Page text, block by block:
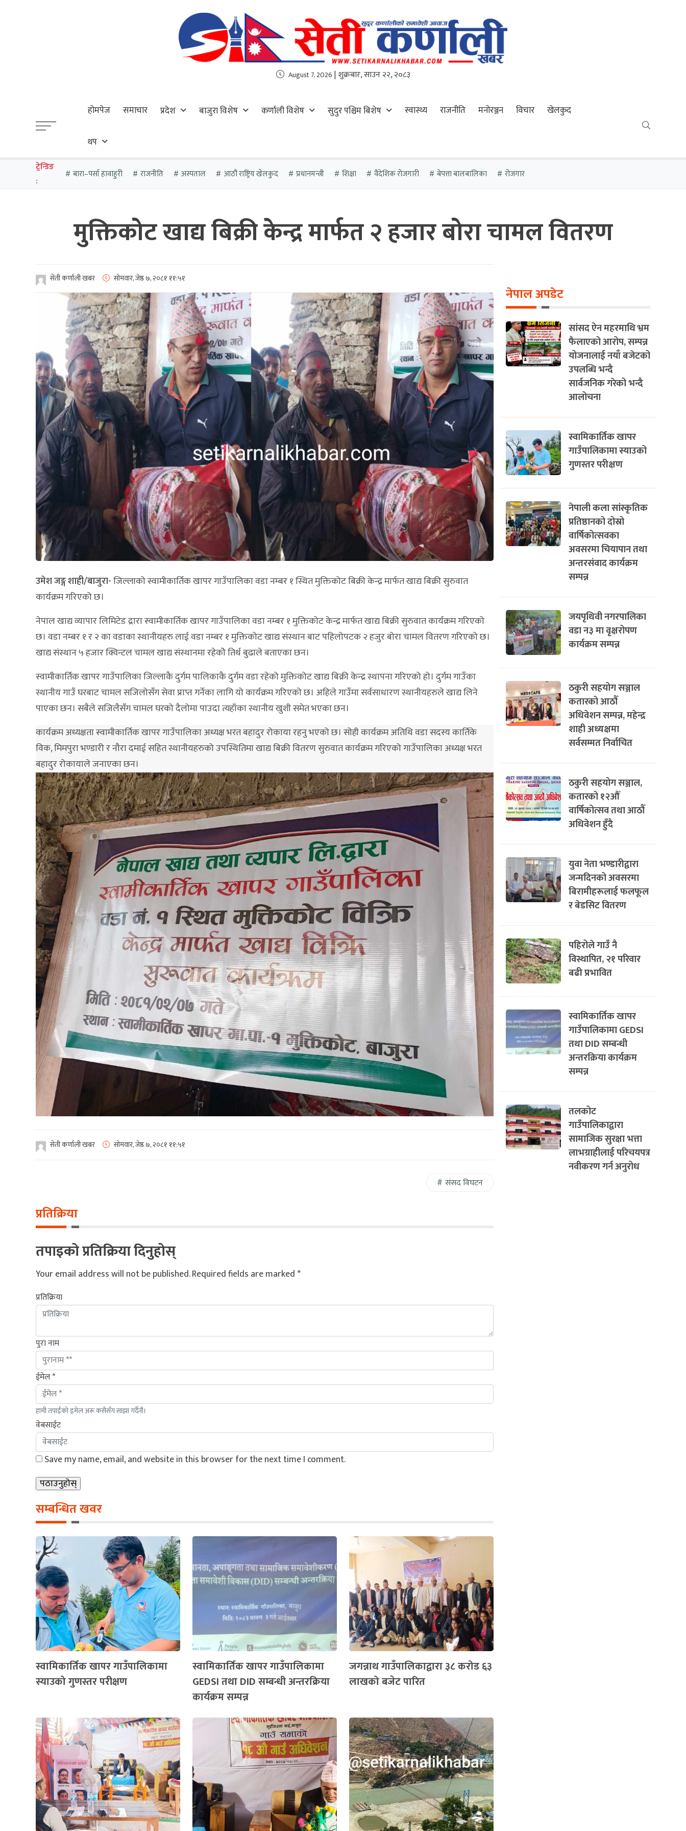
August 7, 2026 | शुक्रबार, साउन २२, २०८३
होमपेज समाचार प्रदेश बाजुरा विशेष कर्णाली विशेष सुदुर पश्चिम बिशेष स्वास्थ्य राजनीति मनोरञ्जन विचार खेलकुद
थप
ट्रेन्डिङ
:
बारा–पर्सा हावाहुरी राजनीति अस्पताल आठौं राष्ट्रिय खेलकुद प्रधानमन्त्री शिक्षा वैदेशिक रोजगारी बेपत्ता बालबालिका रोजगार
मुक्तिकोट खाद्य बिक्री केन्द्र मार्फत २ हजार बोरा चामल वितरण
सेती कर्णाली खबर सोमवार, जेष्ठ ७, २०८१ ११:५१
उमेश जङ्ग शाही/बाजुरा-जिल्लाको स्वामीकार्तिक खापर गाउँपालिका वडा नम्बर १ स्थित मुक्तिकोट बिक्री केन्द्र मार्फत खाद्य बिक्री सुरुवात
कार्यक्रम गरिएको छ।
नेपाल खाद्य व्यापार लिमिटेड द्रारा स्वामीकार्तिक खापर गाउँपालिका वडा नम्बर १ मुक्तिकोट केन्द्र मार्फत खाद्य बिक्री सुरुवात कार्यक्रम गरिएको
छ। वडा नम्बर १ र २ का वडाका स्थानीयहरु लाई वडा नम्बर १ मुक्तिकोट खाद्य संस्थान बाट पहिलोपटक २ हजुर बोरा चामल वितरण गरिएको छ।
खाद्य संस्थान ५ हजार क्विन्टल चामल खाद्य संस्थानमा रहेकोे तिर्थ बुढाले बताएका छन।
स्वामीकार्तिक खापर गाउँपालिका जिल्लाकै दुर्गम पालिकाकै दुर्गम वडा रहेको मुक्तिकोट खाद्य बिक्री केन्द्र स्थापना गरिएको हो। दुर्गम गाउँका
स्थानीय गाउँ घरबाट चामल सजिलोसँग सेवा प्राप्त गर्नेका लागि यो कार्यक्रम गरिएको छ। अहिले गाउँमा सर्वसाधारण स्थानीयहरुले खाद्य लिने
पाएका छन। सबैले सजिलैसँग चामल घरको दैलोमा पाउदा त्यहाँका स्थानीय खुशी समेत भएका छन।
कार्यक्रम अध्यक्षता स्वामीकार्तिक खापर गाउँपालिका अध्यक्ष भरत बहादुर रोकाया रहनु भएको छ। सोही कार्यक्रम अतिथि वडा सदस्य कार्तिके
विक, मिमपुरा भण्डारी र नौरा दमाई सहित स्थानीयहरुको उपस्थितिमा खाद्य बिक्री वितरण सुरुवात कार्यक्रम गरिएको गाउँपालिका अध्यक्ष भरत
बहादुर रोकायाले जनाएका छन।
सेती कर्णाली खबर सोमवार, जेष्ठ ७, २०८१ ११:५१
संसद विघटन
प्रतिक्रिया
तपाइको प्रतिक्रिया दिनुहोस्
Your email address will not be published.Required fields are marked*
प्रतिक्रिया
पुरा नाम
ईमेल *
हामी तपाईंको इमेल अरू कसैसँग साझा गर्दैनौं।
वेबसाईट
Save my name, email, and website in this browser for the next time I comment.
सम्बन्धित खवर
स्वामिकार्तिक खापर गाउँपालिकामा
स्याउको गुणस्तर परीक्षण
स्वामिकार्तिक खापर गाउँपालिकामा
GEDSI तथा DID सम्बन्धी अन्तरक्रिया
कार्यक्रम सम्पन्न
जगन्नाथ गाउँपालिकाद्वारा ३८ करोड ६३
लाखको बजेट पारित
नेपाल अपडेट
सांसद ऐन महरमाथि भ्रम
फैलाएको आरोप, सम्पन्न
योजनालाई नयाँ बजेटको
उपलब्धि भन्दै
सार्वजनिक गरेको भन्दै
आलोचना
स्वामिकार्तिक खापर
गाउँपालिकामा स्याउको
गुणस्तर परीक्षण
नेपाली कला सांस्कृतिक
प्रतिष्ठानको दोस्रो
वार्षिकोत्सवका
अवसरमा चियापान तथा
अन्तरसंवाद कार्यक्रम
सम्पन्न
जयपृथिवी नगरपालिका
वडा न३ मा वृक्षरोपण
कार्यक्रम सम्पन्न
ठकुरी सहयोग सञ्जाल
कतारको आठौँ
अधिवेशन सम्पन्न, महेन्द्र
शाही अध्यक्षमा
सर्वसम्मत निर्वाचित
ठकुरी सहयोग सञ्जाल,
कतारको १२औँ
वार्षिकोत्सव तथा आठौँ
अधिवेशन हुँदै
युवा नेता भण्डारीद्वारा
जन्मदिनको अवसरमा
बिरामीहरूलाई फलफूल
र बेडसिट वितरण
पहिरोले गाउँ नै
विस्थापित, २१ परिवार
बढी प्रभावित
स्वामिकार्तिक खापर
गाउँपालिकामा GEDSI
तथा DID सम्बन्धी
अन्तरक्रिया कार्यक्रम
सम्पन्न
तलकोट
गाउँपालिकाद्वारा
सामाजिक सुरक्षा भत्ता
लाभग्राहीलाई परिचयपत्र
नवीकरण गर्न अनुरोध